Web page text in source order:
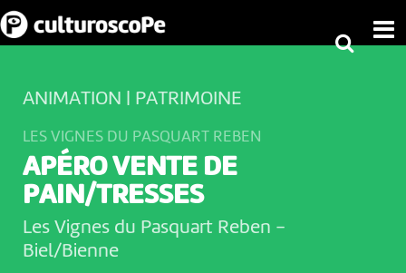
ANIMATION | PATRIMOINE
LES VIGNES DU PASQUART REBEN
APÉRO VENTE DE
PAIN/TRESSES
Les Vignes du Pasquart Reben -
Biel/Bienne